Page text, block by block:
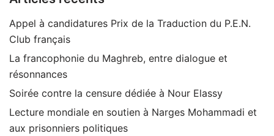
Appel à candidatures Prix de la Traduction du P.E.N.
Club français
La francophonie du Maghreb, entre dialogue et
résonnances
Soirée contre la censure dédiée à Nour Elassy
Lecture mondiale en soutien à Narges Mohammadi et
aux prisonniers politiques